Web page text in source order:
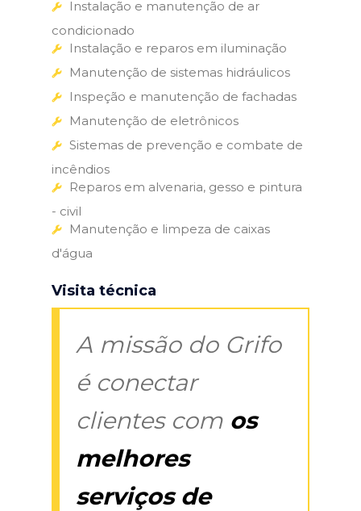
Instalação e manutenção de ar
condicionado
Instalação e reparos em iluminação
Manutenção de sistemas hidráulicos
Inspeção e manutenção de fachadas
Manutenção de eletrônicos
Sistemas de prevenção e combate de
incêndios
Reparos em alvenaria, gesso e pintura
- civil
Manutenção e limpeza de caixas
d'água
Visita técnica
A missão do Grifo
é conectar
clientes com os
melhores
serviços de